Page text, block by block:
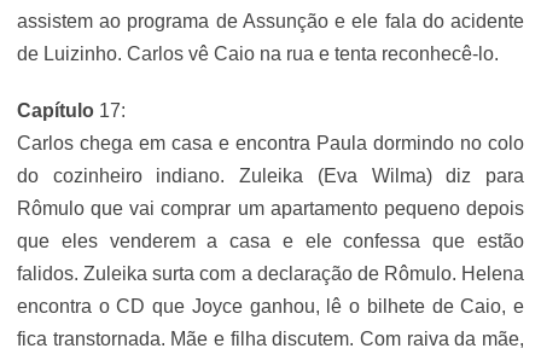
assistem ao programa de Assunção e ele fala do acidente
de Luizinho. Carlos vê Caio na rua e tenta reconhecê-lo.
Capítulo 17:
Carlos chega em casa e encontra Paula dormindo no colo
do cozinheiro indiano. Zuleika (Eva Wilma) diz para
Rômulo que vai comprar um apartamento pequeno depois
que eles venderem a casa e ele confessa que estão
falidos. Zuleika surta com a declaração de Rômulo. Helena
encontra o CD que Joyce ganhou, lê o bilhete de Caio, e
fica transtornada. Mãe e filha discutem. Com raiva da mãe,